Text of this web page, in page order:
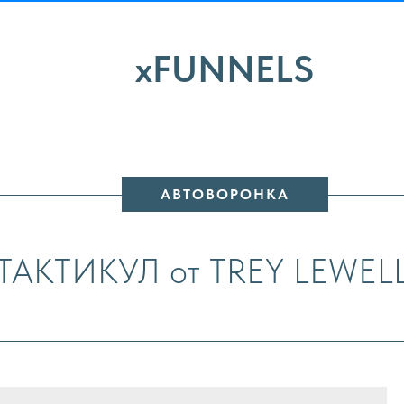
xFUNNELS
АВТОВОРОНКА
от TREY